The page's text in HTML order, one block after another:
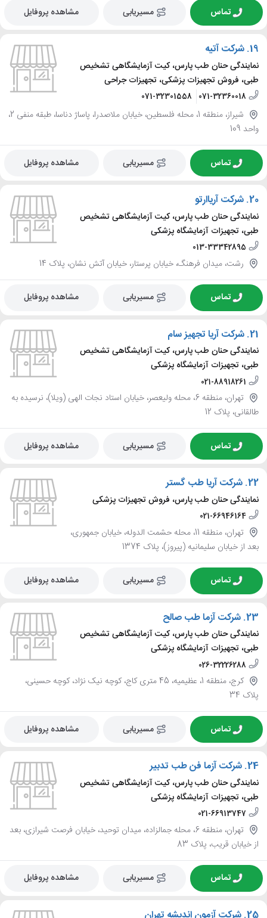
تماس مسیریابی مشاهده پروفایل
19. شرکت آتیه
نمایندگی حنان طب پارس، کیت آزمایشگاهی تشخیص
طبی، فروش تجهیزات پزشکی، تجهیزات جراحی
071-32360018
071-32301558
شیراز، منطقه 1، محله فلسطین، خیابان ملاصدرا، پاساژ دناسا، طبقه منفی 2،
واحد 109
تماس مسیریابی مشاهده پروفایل
20. شرکت آریاارتو
نمایندگی حنان طب پارس، کیت آزمایشگاهی تشخیص
طبی، تجهیزات آزمایشگاه پزشکی
013-33342895
رشت، میدان فرهنگ، خیابان پرستار، خیابان آتش نشان، پلاک 14
تماس مسیریابی مشاهده پروفایل
21. شرکت آریا تجهیز سام
نمایندگی حنان طب پارس، کیت آزمایشگاهی تشخیص
طبی، تجهیزات آزمایشگاه پزشکی
021-88918261
تهران، منطقه 6، محله ولیعصر، خیابان استاد نجات الهی (ویلا)، نرسیده به
طالقانی، پلاک 12
تماس مسیریابی مشاهده پروفایل
22. شرکت آریا طب گستر
نمایندگی حنان طب پارس، فروش تجهیزات پزشکی
021-66946164
تهران، منطقه 11، محله حشمت الدوله، خیابان جمهوری،
بعد از خیابان سلیمانیه (پیروز)، پلاک 1374
تماس مسیریابی مشاهده پروفایل
23. شرکت آزما طب صالح
نمایندگی حنان طب پارس، کیت آزمایشگاهی تشخیص
طبی، تجهیزات آزمایشگاه پزشکی
026-32226288
کرج، منطقه 1، عظیمیه، 45 متری کاج، کوچه نیک نژاد، کوچه حسینی،
پلاک 34
تماس مسیریابی مشاهده پروفایل
24. شرکت آزما فن طب تدبیر
نمایندگی حنان طب پارس، کیت آزمایشگاهی تشخیص
طبی، تجهیزات آزمایشگاه پزشکی
021-66913747
تهران، منطقه 6، محله جمالزاده، میدان توحید، خیابان فرصت شیرازی، بعد
از خیابان قریب، پلاک 83
تماس مسیریابی مشاهده پروفایل